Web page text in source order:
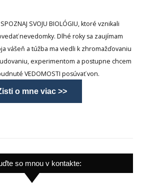
SVOJU BIOLÓGIU, ktoré vznikali
nevedomky. Dlhé roky sa zaujímam
vášeň a túžba ma viedli k zhromažďovaniu
experimentom a postupne chcem
VEDOMOSTI posúvať von.
o mne viac >>
so mnou v kontakte: